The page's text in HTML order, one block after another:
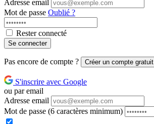
Adresse email
Mot de passe Oublié ?
Rester connecté
Se connecter
Pas encore de compte ? Créer un compte gratuit
S'inscrire avec Google
ou par email
Adresse email
Mot de passe (6 caractères minimum)